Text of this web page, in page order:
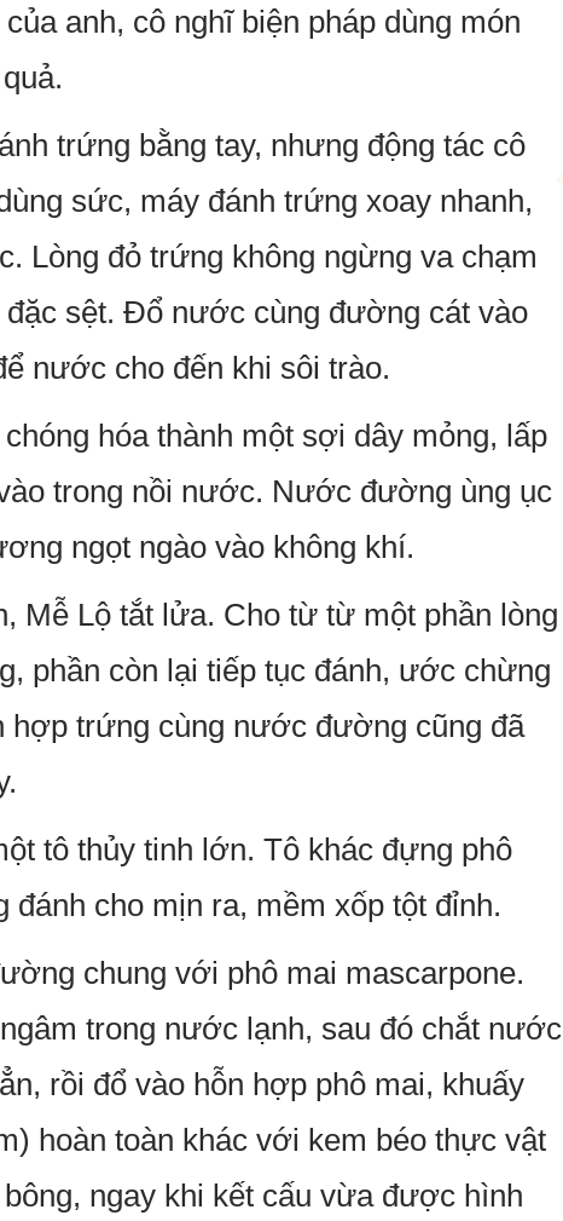
anh, cô nghĩ biện pháp dùng món
trứng bằng tay, nhưng động tác cô
sức, máy đánh trứng xoay nhanh,
Lòng đỏ trứng không ngừng va chạm
sệt. Đổ nước cùng đường cát vào
nước cho đến khi sôi trào.
hóa thành một sợi dây mỏng, lấp
trong nồi nước. Nước đường ùng ục
ngọt ngào vào không khí.
Mễ Lộ tắt lửa. Cho từ từ một phần lòng
phần còn lại tiếp tục đánh, ước chừng
hợp trứng cùng nước đường cũng đã
tô thủy tinh lớn. Tô khác đựng phô
cho mịn ra, mềm xốp tột đỉnh.
chung với phô mai mascarpone.
trong nước lạnh, sau đó chắt nước
rồi đổ vào hỗn hợp phô mai, khuấy
hoàn toàn khác với kem béo thực vật
ngay khi kết cấu vừa được hình